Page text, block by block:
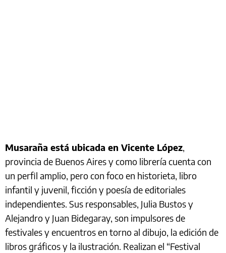
Musaraña está ubicada en Vicente López,
provincia de Buenos Aires y como librería cuenta con
un perfil amplio, pero con foco en historieta, libro
infantil y juvenil, ficción y poesía de editoriales
independientes. Sus responsables, Julia Bustos y
Alejandro y Juan Bidegaray, son impulsores de
festivales y encuentros en torno al dibujo, la edición de
libros gráficos y la ilustración. Realizan el “Festival